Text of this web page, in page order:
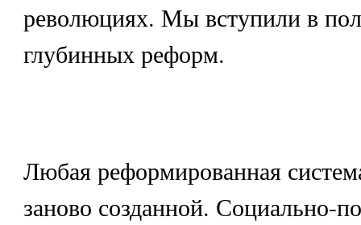
революциях. Мы вступили в
глубинных реформ.
Любая реформированная
заново созданной. Социально-